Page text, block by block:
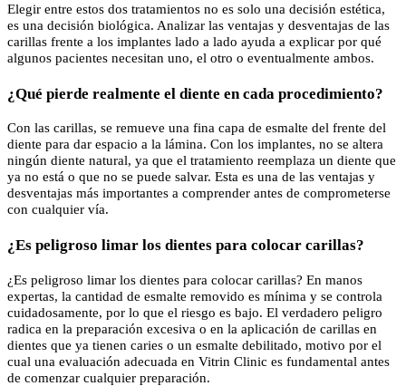
Elegir entre estos dos tratamientos no es solo una decisión estética,
es una decisión biológica. Analizar las ventajas y desventajas de las
carillas frente a los implantes lado a lado ayuda a explicar por qué
algunos pacientes necesitan uno, el otro o eventualmente ambos.
¿Qué pierde realmente el diente en cada procedimiento?
Con las carillas, se remueve una fina capa de esmalte del frente del
diente para dar espacio a la lámina. Con los implantes, no se altera
ningún diente natural, ya que el tratamiento reemplaza un diente que
ya no está o que no se puede salvar. Esta es una de las ventajas y
desventajas más importantes a comprender antes de comprometerse
con cualquier vía.
¿Es peligroso limar los dientes para colocar carillas?
¿Es peligroso limar los dientes para colocar carillas? En manos
expertas, la cantidad de esmalte removido es mínima y se controla
cuidadosamente, por lo que el riesgo es bajo. El verdadero peligro
radica en la preparación excesiva o en la aplicación de carillas en
dientes que ya tienen caries o un esmalte debilitado, motivo por el
cual una evaluación adecuada en Vitrin Clinic es fundamental antes
de comenzar cualquier preparación.